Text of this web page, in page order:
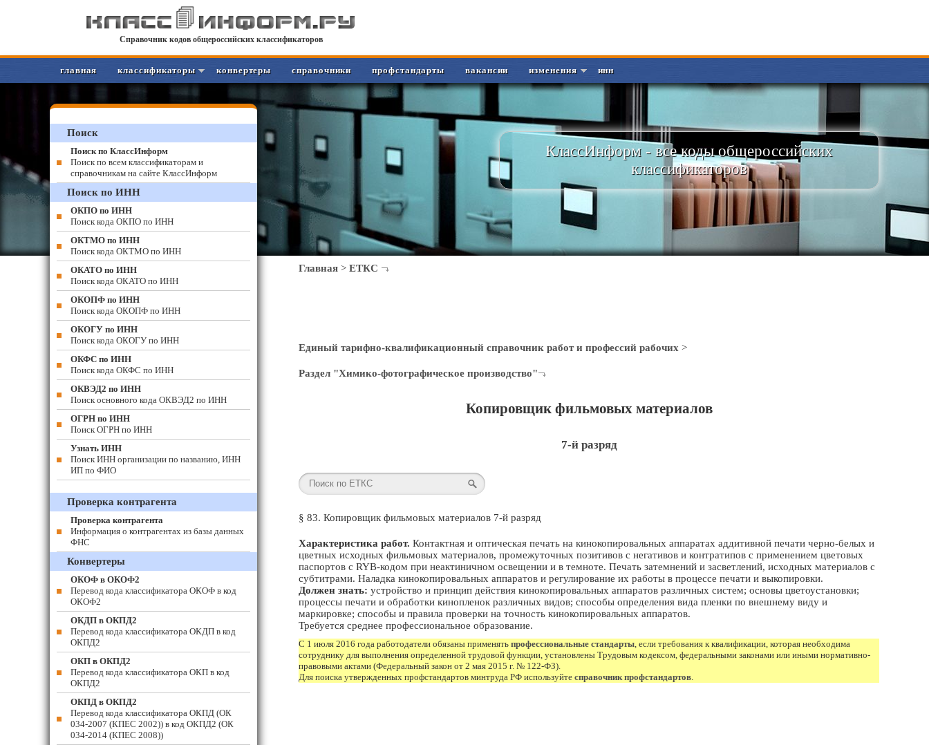
Справочник кодов общероссийских классификаторов
главная классификаторы конвертеры справочники профстандарты вакансии изменения инн
КлассИнформ - все коды общероссийских
классификаторов
Главная > ЕТКС
Единый тарифно-квалификационный справочник работ и профессий рабочих >
Раздел "Химико-фотографическое производство"
Копировщик фильмовых материалов
7-й разряд
§ 83. Копировщик фильмовых материалов 7-й разряд
Характеристика работ. Контактная и оптическая печать на кинокопировальных аппаратах аддитивной печати черно-белых и
цветных исходных фильмовых материалов, промежуточных позитивов с негативов и контратипов с применением цветовых
паспортов с RYB-кодом при неактиничном освещении и в темноте. Печать затемнений и засветлений, исходных материалов с
субтитрами. Наладка кинокопировальных аппаратов и регулирование их работы в процессе печати и выкопировки.
Должен знать: устройство и принцип действия кинокопировальных аппаратов различных систем; основы цветоустановки;
процессы печати и обработки кинопленок различных видов; способы определения вида пленки по внешнему виду и
маркировке; способы и правила проверки на точность кинокопировальных аппаратов.
Требуется среднее профессиональное образование.
С 1 июля 2016 года работодатели обязаны применять профессиональные стандарты, если требования к квалификации, которая необходима
сотруднику для выполнения определенной трудовой функции, установлены Трудовым кодексом, федеральными законами или иными нормативно-
правовыми актами (Федеральный закон от 2 мая 2015 г. № 122-ФЗ).
Для поиска утвержденных профстандартов минтруда РФ используйте справочник профстандартов.
Поиск
Поиск по КлассИнформ
Поиск по всем классификаторам и
справочникам на сайте КлассИнформ
Поиск по ИНН
ОКПО по ИНН
Поиск кода ОКПО по ИНН
ОКТМО по ИНН
Поиск кода ОКТМО по ИНН
ОКАТО по ИНН
Поиск кода ОКАТО по ИНН
ОКОПФ по ИНН
Поиск кода ОКОПФ по ИНН
ОКОГУ по ИНН
Поиск кода ОКОГУ по ИНН
ОКФС по ИНН
Поиск кода ОКФС по ИНН
ОКВЭД2 по ИНН
Поиск основного кода ОКВЭД2 по ИНН
ОГРН по ИНН
Поиск ОГРН по ИНН
Узнать ИНН
Поиск ИНН организации по названию, ИНН
ИП по ФИО
Проверка контрагента
Проверка контрагента
Информация о контрагентах из базы данных
ФНС
Конвертеры
ОКОФ в ОКОФ2
Перевод кода классификатора ОКОФ в код
ОКОФ2
ОКДП в ОКПД2
Перевод кода классификатора ОКДП в код
ОКПД2
ОКП в ОКПД2
Перевод кода классификатора ОКП в код
ОКПД2
ОКПД в ОКПД2
Перевод кода классификатора ОКПД (ОК
034-2007 (КПЕС 2002)) в код ОКПД2 (ОК
034-2014 (КПЕС 2008))